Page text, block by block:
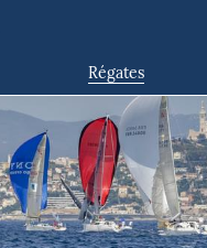
Régates